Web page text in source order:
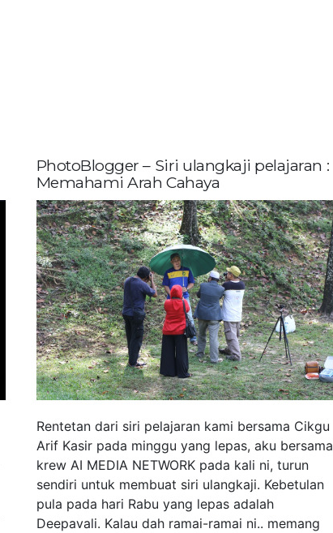
PhotoBlogger – Siri ulangkaji pelajaran :
Memahami Arah Cahaya
Rentetan dari siri pelajaran kami bersama Cikgu
Arif Kasir pada minggu yang lepas, aku bersama
krew AI MEDIA NETWORK pada kali ni, turun
sendiri untuk membuat siri ulangkaji. Kebetulan
pula pada hari Rabu yang lepas adalah
Deepavali. Kalau dah ramai-ramai ni.. memang